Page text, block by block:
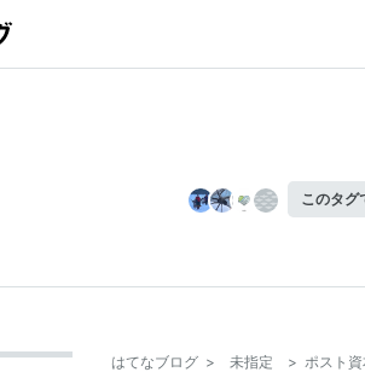
このタグ
はてなブログ > 未指定 > ポスト